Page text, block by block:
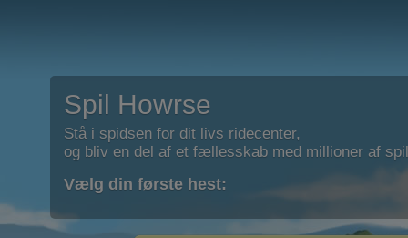
Spil Howrse
Stå i spidsen for dit livs ridecenter,
og bliv en del af et fællesskab med millioner af
Vælg din første hest: